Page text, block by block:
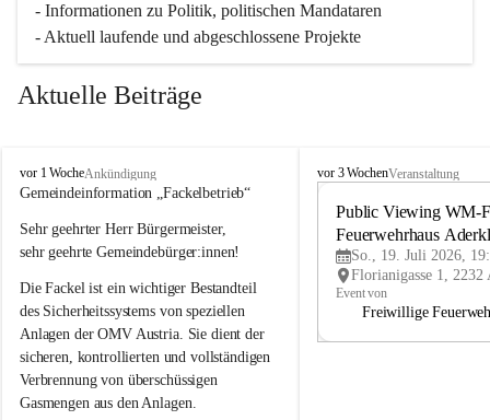
- Informationen zu Politik, politischen Mandataren
- Aktuell laufende und abgeschlossene Projekte
Aktuelle Beiträge
A
d
r
k
a
a
vor 1 WocheAnkündigung
Gemeindeinformation „Fackelbetrieb“
Sehr geehrter Herr Bürgermeister,
sehr geehrte Gemeindebürger:innen!
Die Fackel ist ein wichtiger Bestandteil
des Sicherheitssystems von speziellen
Anlagen der OMV Austria. Sie dient der
sicheren, kontrollierten und vollständigen
Verbrennung von überschüssigen
Gasmengen aus den Anlagen.
A
vor 3 WochenVeranstaltung
Public Viewing WM-
Feuerwehrhaus
So., 19. Juli 2026,
Event von
Freiwillige